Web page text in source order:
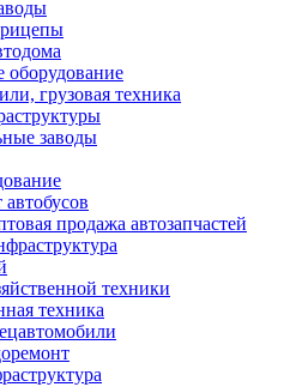
грузовая техника
заводы
продажа автозапчастей
техники
техника